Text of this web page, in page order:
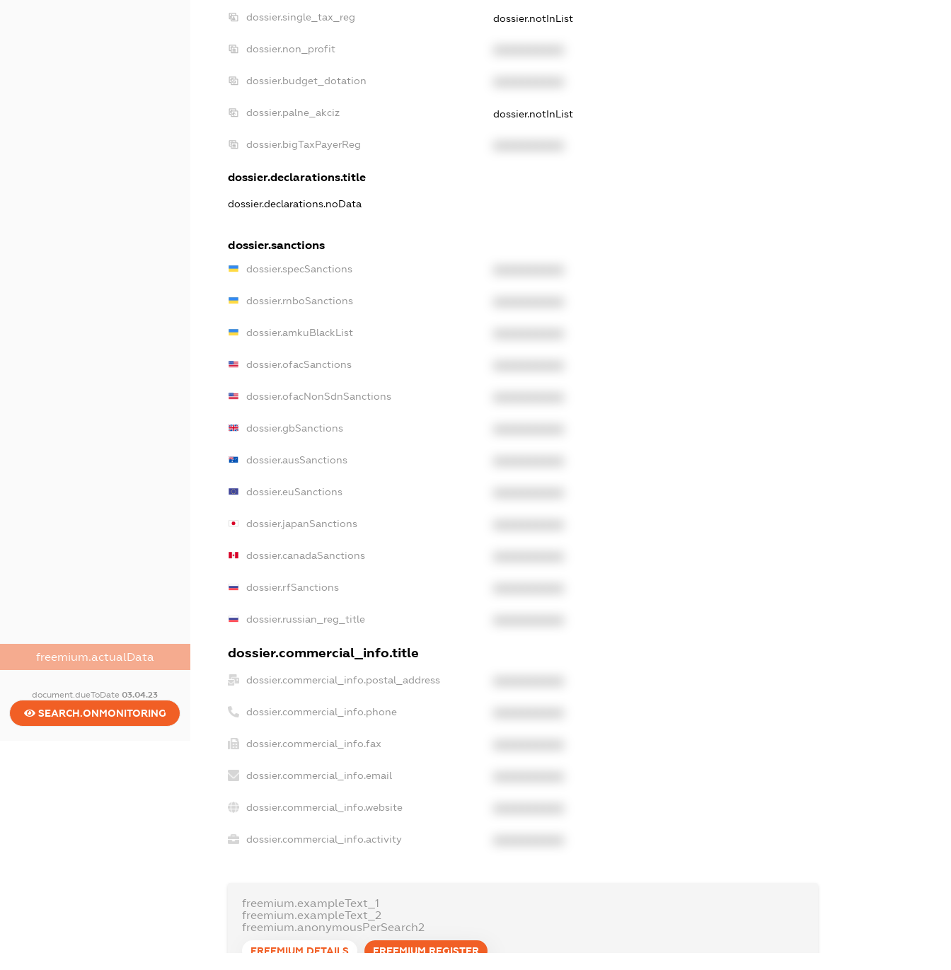
freemium.actualData
document.dueToDate03.04.23
SEARCH.ONMONITORING
dossier.single_tax_reg dossier.notInList
dossier.non_profit
dossier.budget_dotation
dossier.palne_akciz dossier.notInList
dossier.bigTaxPayerReg
dossier.declarations.title
dossier.declarations.noData
dossier.sanctions
dossier.specSanctions
dossier.rnboSanctions
dossier.amkuBlackList
dossier.ofacSanctions
dossier.ofacNonSdnSanctions
dossier.gbSanctions
dossier.ausSanctions
dossier.euSanctions
dossier.japanSanctions
dossier.canadaSanctions
dossier.rfSanctions
dossier.russian_reg_title
dossier.commercial_info.title
dossier.commercial_info.postal_address
dossier.commercial_info.phone
dossier.commercial_info.fax
dossier.commercial_info.email
dossier.commercial_info.website
dossier.commercial_info.activity
freemium.exampleText_1
freemium.exampleText_2
freemium.anonymousPerSearch2
FREEMIUM.DETAILS FREEMIUM.REGISTER